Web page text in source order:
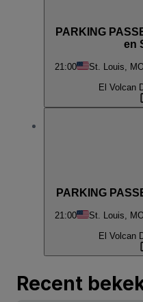
PARKING
en
21:00 St. Louis,
El Volcan
PARKING
21:00 St. Louis,
El Volcan
Recent